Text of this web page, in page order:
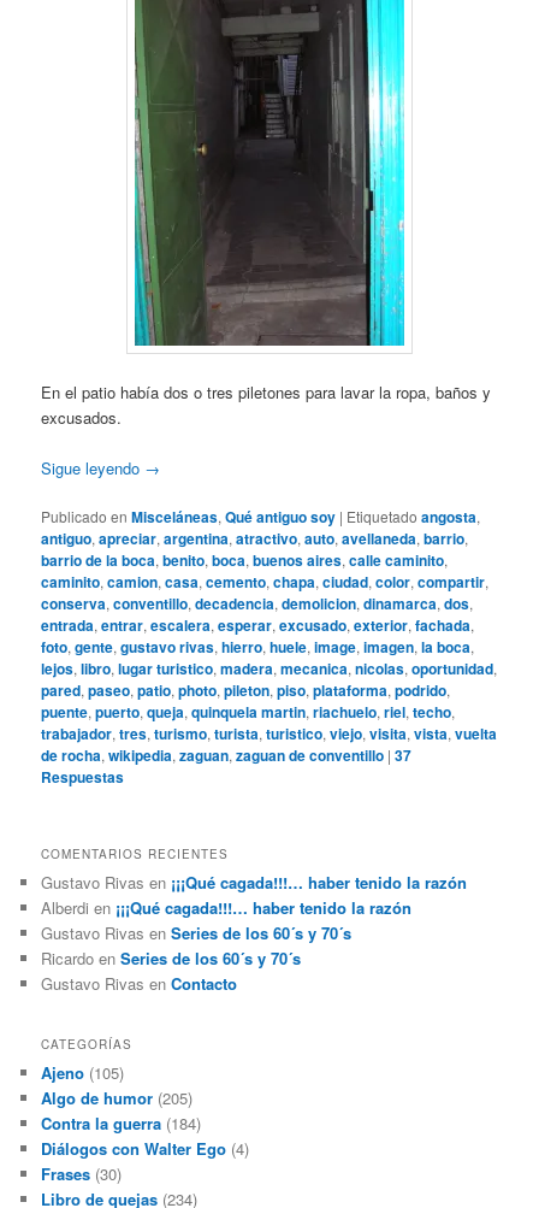
En el patio había dos o tres piletones para lavar la ropa, baños y
excusados.
Sigue leyendo →
Publicado en Misceláneas,Qué antiguo soy | Etiquetado angosta,
antiguo,apreciar,argentina,atractivo,auto,avellaneda,barrio,
barrio de la boca,benito,boca,buenos aires,calle caminito,
caminito,camion,casa,cemento,chapa,ciudad,color,compartir,
conserva,conventillo,decadencia,demolicion,dinamarca,dos,
entrada,entrar,escalera,esperar,excusado,exterior,fachada,
foto,gente,gustavo rivas,hierro,huele,image,imagen,la boca,
lejos,libro,lugar turistico,madera,mecanica,nicolas,oportunidad,
pared,paseo,patio,photo,pileton,piso,plataforma,podrido,
puente,puerto,queja,quinquela martin,riachuelo,riel,techo,
trabajador,tres,turismo,turista,turistico,viejo,visita,vista,vuelta
de rocha,wikipedia,zaguan,zaguan de conventillo |37
Respuestas
COMENTARIOS RECIENTES
Gustavo Rivas en ¡¡¡Qué cagada!!!… haber tenido la razón
Alberdi en ¡¡¡Qué cagada!!!… haber tenido la razón
Gustavo Rivas enSeries de los 60´s y 70´s
Ricardo enSeries de los 60´s y 70´s
Gustavo Rivas enContacto
CATEGORÍAS
Ajeno (105)
Algo de humor (205)
Contra la guerra (184)
Diálogos con Walter Ego (4)
Frases (30)
Libro de quejas (234)